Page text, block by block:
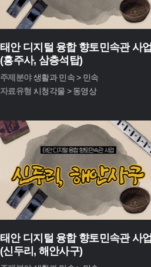
태안 디지털 융합 향토민속관 사업
(흥주사, 삼층석탑)
주제분야 :생활과 민속 > 민속
자료유형 :시청각물 > 동영상
태안 디지털 융합 향토민속관 사업
(신두리, 해안사구)